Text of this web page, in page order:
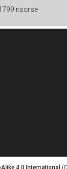
risorse
4.0 International